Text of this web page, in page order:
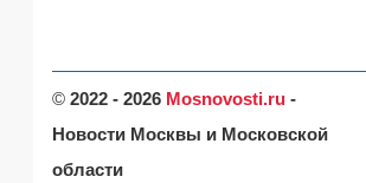
© 2022 - 2026 Mosnovosti.ru -
Новости Москвы и Московской
области